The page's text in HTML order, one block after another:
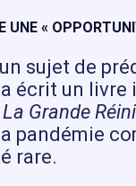
UNE «
un sujet de
écrit un livre
La Grande
pandémie
rare.